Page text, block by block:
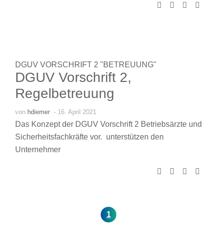
DGUV VORSCHRIFT 2 "BETREUUNG"
DGUV Vorschrift 2,
Regelbetreuung
von hdiemer - 16. April 2021
Das Konzept der DGUV Vorschrift 2 Betriebsärzte und
Sicherheitsfachkräfte vor. unterstützen den
Unternehmer
1